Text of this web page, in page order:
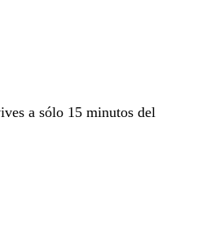
a sólo 15 minutos del